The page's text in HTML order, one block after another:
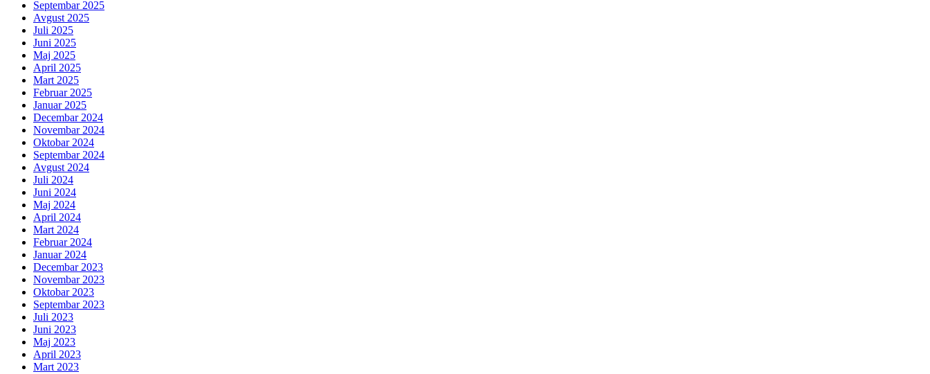
Septembar 2025
Avgust 2025
Juli 2025
Juni 2025
Maj 2025
April 2025
Mart 2025
Februar 2025
Januar 2025
Decembar 2024
Novembar 2024
Oktobar 2024
Septembar 2024
Avgust 2024
Juli 2024
Juni 2024
Maj 2024
April 2024
Mart 2024
Februar 2024
Januar 2024
Decembar 2023
Novembar 2023
Oktobar 2023
Septembar 2023
Juli 2023
Juni 2023
Maj 2023
April 2023
Mart 2023